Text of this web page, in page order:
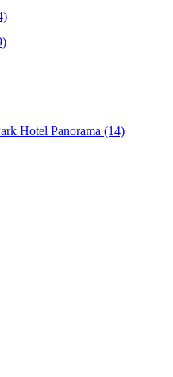
Hotel Panorama (14)